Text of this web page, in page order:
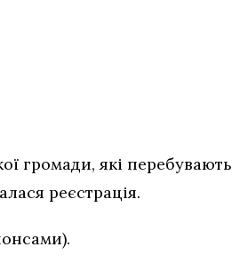
громади, які перебувають
реєстрація.